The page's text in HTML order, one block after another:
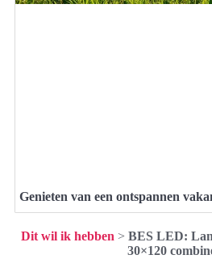
Genieten van een ontspannen
Dit wil ik hebben > BES LED:
30×120